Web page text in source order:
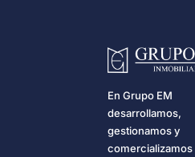
En Grupo EM
desarrollamos,
gestionamos y
comercializamos